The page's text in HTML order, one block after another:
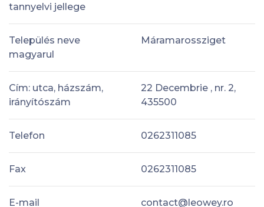
tannyelvi jellege
Település neve
magyarul
Máramarossziget
Cím: utca, házszám,
irányítószám
22 Decembrie , nr. 2,
435500
Telefon 0262311085
Fax 0262311085
E-mail contact@leowey.ro